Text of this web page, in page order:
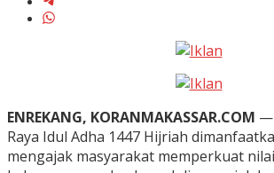
ENREKANG, KORANMAKASSAR.COM —
Raya Idul Adha 1447 Hijriah
mengajak masyarakat memperkuat